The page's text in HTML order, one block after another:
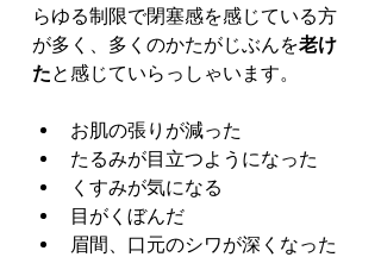
らゆる制限で閉塞感を感じている方
が多く、多くのかたがじぶんを老け
たと感じていらっしゃいます。
お肌の張りが減った
たるみが目立つようになった
くすみが気になる
目がくぼんだ
眉間、口元のシワが深くなった